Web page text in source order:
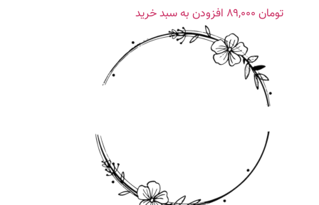
تومان افزودن به سبد خرید